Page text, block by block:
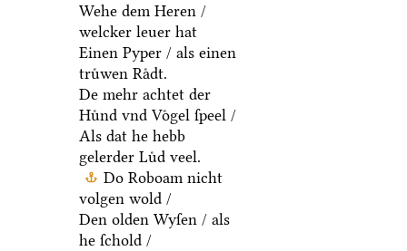
Wehe dem Heren /
welcker leuer hat
Einen Pyper / als einen
truͤwen Raͤdt.
De mehr achtet der
Huͤnd vnd Voͤgel ſpeel /
Als dat he hebb
gelerder Luͤd veel.
Do Roboam nicht
volgen wold /
Den olden Wyſen / als
he ſchold /